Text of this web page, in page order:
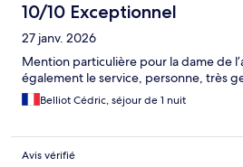
10/10 Exceptionnel
27 janv. 2026
Mention particulière pour la dame de
également le service, personne, très
Belliot Cédric, séjour de 1 nuit
Avis vérifié